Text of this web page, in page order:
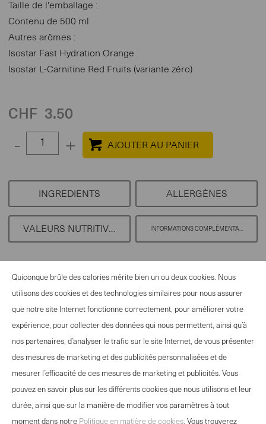
Taille de l'emballage :
Contenu de 500 ml
Autres arômes :
Isostar Fast Hydration Orange
Isostar L-Carnitine Red Fruits (variante zéro)
CHF 3.50
- +
quantity
100
INGREDIENTS ALLERGÈNES
VALEURS NUTRITIVES INFORMATIONS COMPLÉMENTAIRES
CONTACT
NEWSLETTER
MENTIONS LÉGALES
DÉCLARATION DE PROTECTION DES
DONNÉES
Quiconque brûle des calories mérite bien un ou deux cookies. Nous
utilisons des cookies et des technologies similaires pour nous assurer
que notre site Internet fonctionne correctement, pour améliorer votre
expérience, pour collecter des données qui nous permettent, ainsi qu’à
nos partenaires, d’analyser le trafic sur le site Internet, de vous présenter
des mesures de marketing et des publicités personnalisées et de
mesurer l’efficacité de ces mesures de marketing et publicités. Vous
pouvez en savoir plus sur les différents cookies que nous utilisons et leur
durée, ainsi que sur la manière de modifier vos paramètres à tout
moment dans notre Politique en matière de cookies. Vous trouverez